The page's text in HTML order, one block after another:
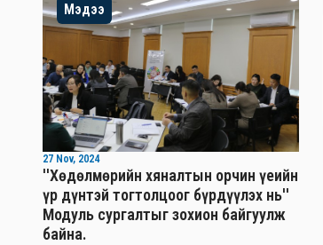
Мэдээ
27 Nov, 2024
''Хөдөлмөрийн хяналтын орчин үеийн
үр дүнтэй тогтолцоог бүрдүүлэх нь''
Mодуль сургалтыг зохион байгуулж
байна.